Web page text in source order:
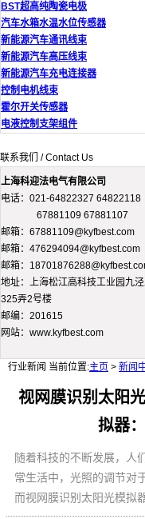
BST超高纯陶瓷电极
汽车水箱水温水位传感器
新能源汽车通讯线束
新能源汽车高压线束
新能源汽车充电连接器
控制电机线束
霍尔开关传感器
电液控制支架组件
联系我们 / Contact Us
上海科迎法电气有限公司
电话：021-64822327 64822118
67881109 67881107
邮箱：67881109@kyfbest.com
邮箱：476294094@kyfbest.com
邮箱：
地址：上海松江高科技工业园九
325弄2号楼
邮编：201615
网站：www.kyfbest.com
行业新闻 当前位置:主页 > 新闻
视网膜识别太阳
拟器
随着科技的不断发展，人
常生活中，光照的调节对
而视网膜识别太阳光模拟